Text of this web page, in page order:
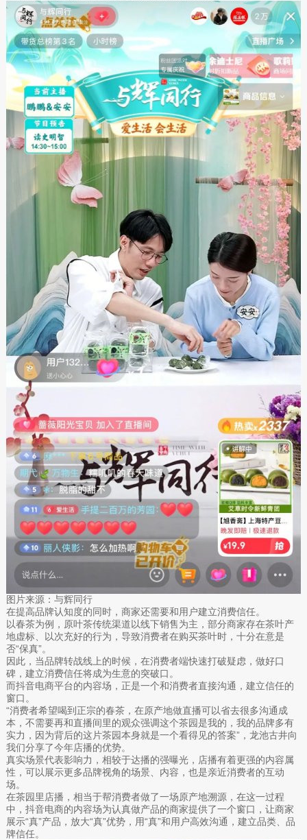
图片来源：与辉同行
在提高品牌认知度的同时，商家还需要和用户建立消费信任。
以春茶为例，原叶茶传统渠道以线下销售为主，部分商家存在茶叶产
地虚标、以次充好的行为，导致消费者在购买茶叶时，十分在意是
否“保真”。
因此，当品牌转战线上的时候，在消费者端快速打破疑虑，做好口
碑，建立消费信任将成为生意的突破口。
而抖音电商平台的内容场，正是一个和消费者直接沟通，建立信任的
窗口。
“消费者希望喝到正宗的春茶，在原产地做直播可以省去很多沟通成
本，不需要再和直播间里的观众强调这个茶园是我的，我的品牌多有
实力，因为背后的这片茶园本身就是一个看得见的答案”，龙池古井向
我们分享了今年店播的优势。
真实场景代表影响力，相较于达播的强曝光，店播有着更强的内容属
性，可以展示更多品牌视角的场景、内容，也是亲近消费者的互动
场。
在茶园里店播，相当于帮消费者做了一场原产地溯源，在这一过程
中，抖音电商的内容场为认真做产品的商家提供了一个窗口，让商家
展示“真”产品，放大“真”优势，用“真”和用户高效沟通，建立品类、品
牌信任。